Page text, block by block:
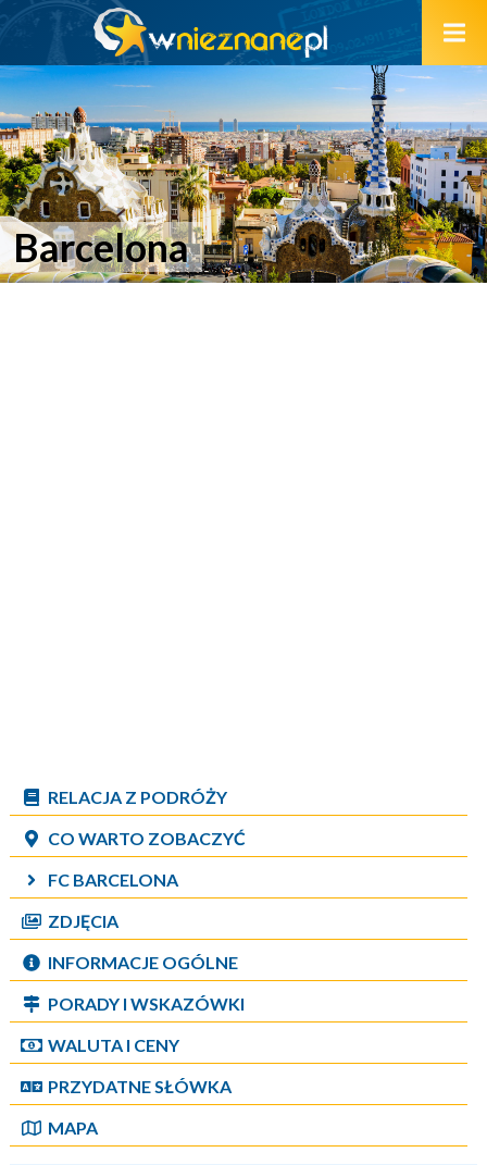
Barcelona
RELACJA Z PODRÓŻY
CO WARTO ZOBACZYĆ
FC BARCELONA
ZDJĘCIA
INFORMACJE OGÓLNE
PORADY I WSKAZÓWKI
WALUTA I CENY
PRZYDATNE SŁÓWKA
MAPA